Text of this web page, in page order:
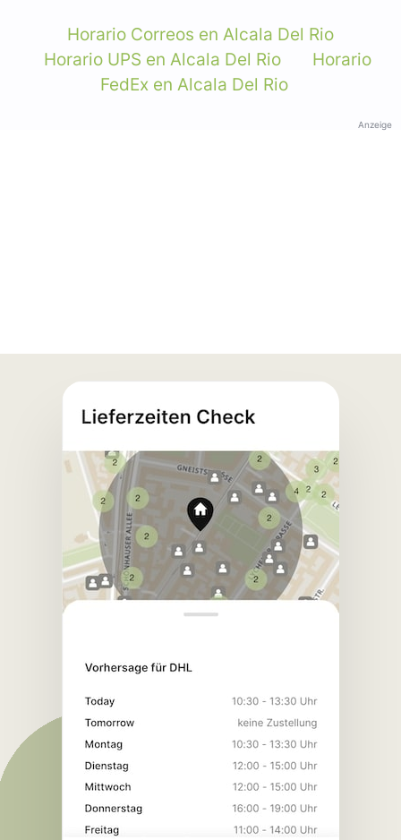
Horario Correos en Alcala Del Rio
Horario UPS en Alcala Del Rio
Horario
FedEx en Alcala Del Rio
Anzeige